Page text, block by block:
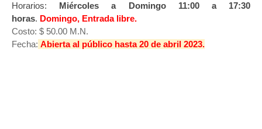
Horarios: Miércoles a Domingo 11:00 a 17:30
horas. Domingo, Entrada libre.
Costo: $ 50.00 M.N.
Fecha: Abierta al público hasta 20 de abril 2023.